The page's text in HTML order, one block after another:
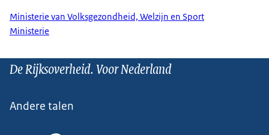
Ministerie van Volksgezondheid, Welzijn en Sport
Ministerie
De Rijksoverheid. Voor Nederland
Andere talen